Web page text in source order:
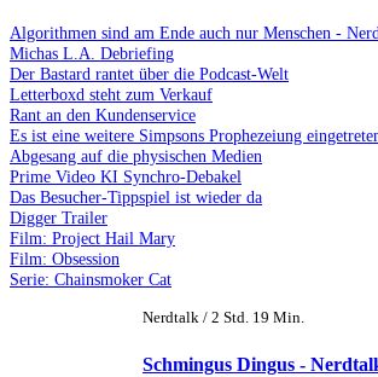
Algorithmen sind am Ende auch nur Menschen -
Michas L.A. Debriefing
Der Bastard rantet über die Podcast-Welt
Letterboxd steht zum Verkauf
Rant an den Kundenservice
Es ist eine weitere Simpsons Prophezeiung
Abgesang auf die physischen Medien
Prime Video KI Synchro-Debakel
Das Besucher-Tippspiel ist wieder da
Digger Trailer
Film: Project Hail Mary
Film: Obsession
Serie: Chainsmoker Cat
Nerdtalk / 2 Std. 19 Min.
Schmingus Dingus -